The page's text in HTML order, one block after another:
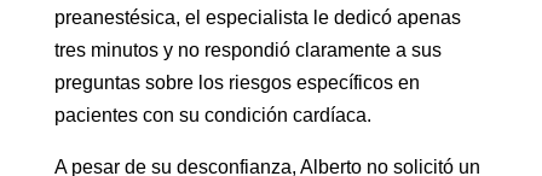
preanestésica, el especialista le dedicó apenas
tres minutos y no respondió claramente a sus
preguntas sobre los riesgos específicos en
pacientes con su condición cardíaca.
A pesar de su desconfianza, Alberto no solicitó un